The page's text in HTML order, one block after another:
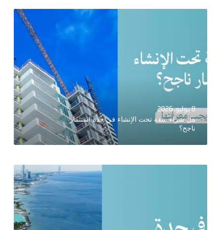
8 يوليو، 2026
هل شراء شقة تحت الإنشاء في جدة استثمار
ناجح؟